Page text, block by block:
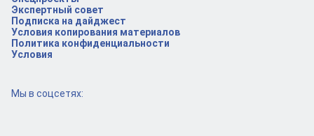
Экспертный совет
Подписка на дайджест
Условия копирования материалов
Политика конфиденциальности
Условия
Мы в соцсетях: